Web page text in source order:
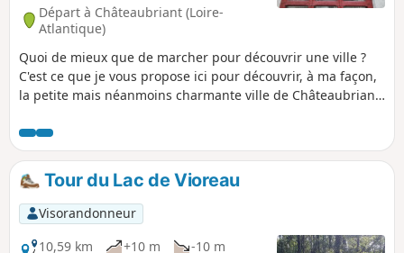
Départ à Châteaubriant (Loire-
Atlantique)
Quoi de mieux que de marcher pour découvrir une ville ?
C'est ce que je vous propose ici pour découvrir, à ma façon,
la petite mais néanmoins charmante ville de Châteaubriant.
Tour du Lac de Vioreau
Visorandonneur
10,59 km
+10 m
-10 m